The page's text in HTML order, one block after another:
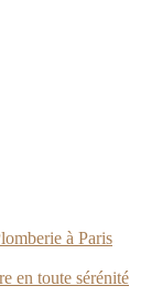
à Paris
en toute sérénité